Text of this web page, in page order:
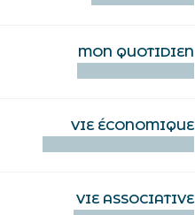
MON QUOTIDIEN
VIE ÉCONOMIQUE
VIE ASSOCIATIVE